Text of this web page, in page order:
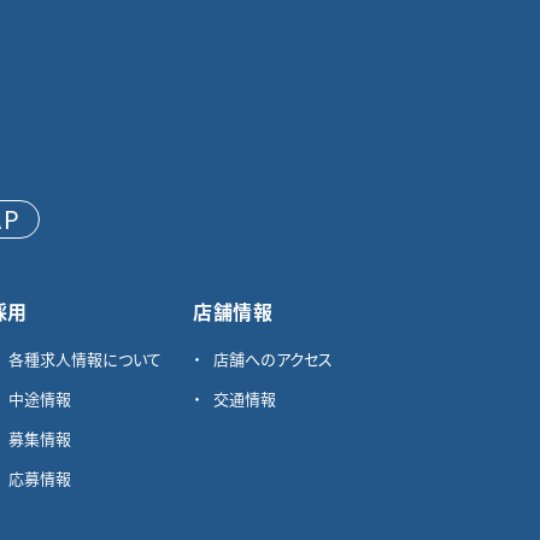
用
各種求⼈情報について
中途情報
募集情報
応募情報
店舗情報
店舗へのアクセス
交通情報